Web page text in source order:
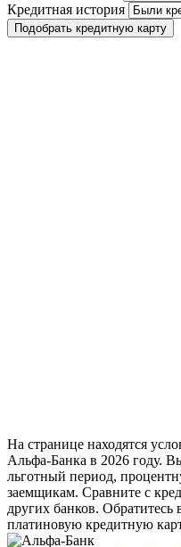
Кредитная история
Подобрать кредитную карту
На странице находятся
Альфа-Банка в 2026 году.
льготный период,
заемщикам. Сравните с
других банков.
платиновую кредитную